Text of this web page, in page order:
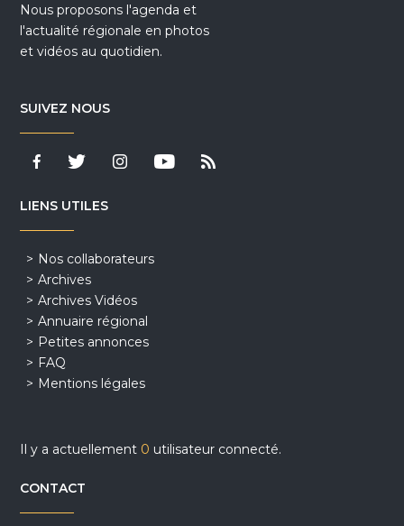
Nous proposons l'agenda et
l'actualité régionale en photos
et vidéos au quotidien.
SUIVEZ NOUS
LIENS UTILES
Nos collaborateurs
Archives
Archives Vidéos
Annuaire régional
Petites annonces
FAQ
Mentions légales
Il y a actuellement 0 utilisateur connecté.
CONTACT